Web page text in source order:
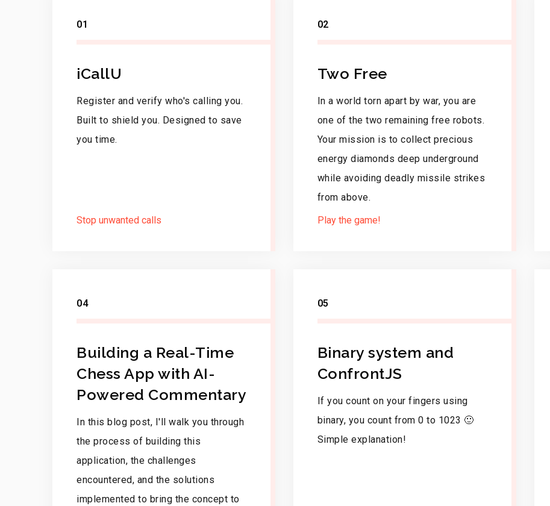
01
iCallU
Register and verify who's calling you.
Built to shield you. Designed to save
you time.
Stop unwanted calls
02
Two Free
In a world torn apart by war, you are
one of the two remaining free robots.
Your mission is to collect precious
energy diamonds deep underground
while avoiding deadly missile strikes
from above.
Play the game!
04
Building a Real-Time
Chess App with AI-
Powered Commentary
In this blog post, I'll walk you through
the process of building this
application, the challenges
encountered, and the solutions
implemented to bring the concept to
05
Binary system and
ConfrontJS
If you count on your fingers using
binary, you count from 0 to 1023 🙂
Simple explanation!